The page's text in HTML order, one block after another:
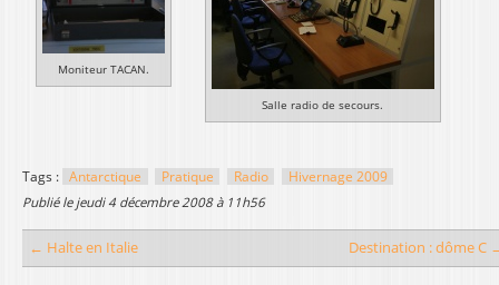
Moniteur TACAN.
Salle radio de secours.
Tags : Antarctique Pratique Radio
Hivernage 2009
publié le jeudi 4 décembre 2008 à 11h56
← Halte en Italie Destination : dôme C